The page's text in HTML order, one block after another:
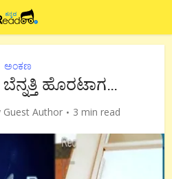
ಅಂಕಣ
ಹೊರಟಾಗ…
Guest Author 3 min read